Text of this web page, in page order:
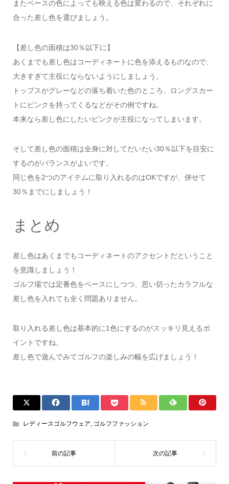
またベースの色によっても映える色は変わるので、それぞれに
合った差し色を選びましょう。
【差し色の面積は30％以下に】
あくまでも差し色はコーディネートに色を添えるものなので、
大きすぎて主役にならないようにしましょう。
トップスがグレーなどの落ち着いた色のところ、ロングスカー
トにピンクを持ってくるなどがその例ですね。
本来なら差し色にしたいピンクが主役になってしまいます。
そして差し色の面積は全身に対してだいたい30％以下を目安に
するのがバランスがよいです。
同じ色を2つのアイテムに取り入れるのはOKですが、併せて
30％までにしましょう！
まとめ
差し色はあくまでもコーディネートのアクセントだということ
を意識しましょう！
ゴルフ場では定番色をベースにしつつ、思い切ったカラフルな
差し色を入れても全く問題ありません。
取り入れる差し色は基本的に1色にするのがスッキリ見えるポ
イントですね。
差し色で遊んでみてゴルフの楽しみの幅を広げましょう！
レディースゴルフウェア ゴルフファッション